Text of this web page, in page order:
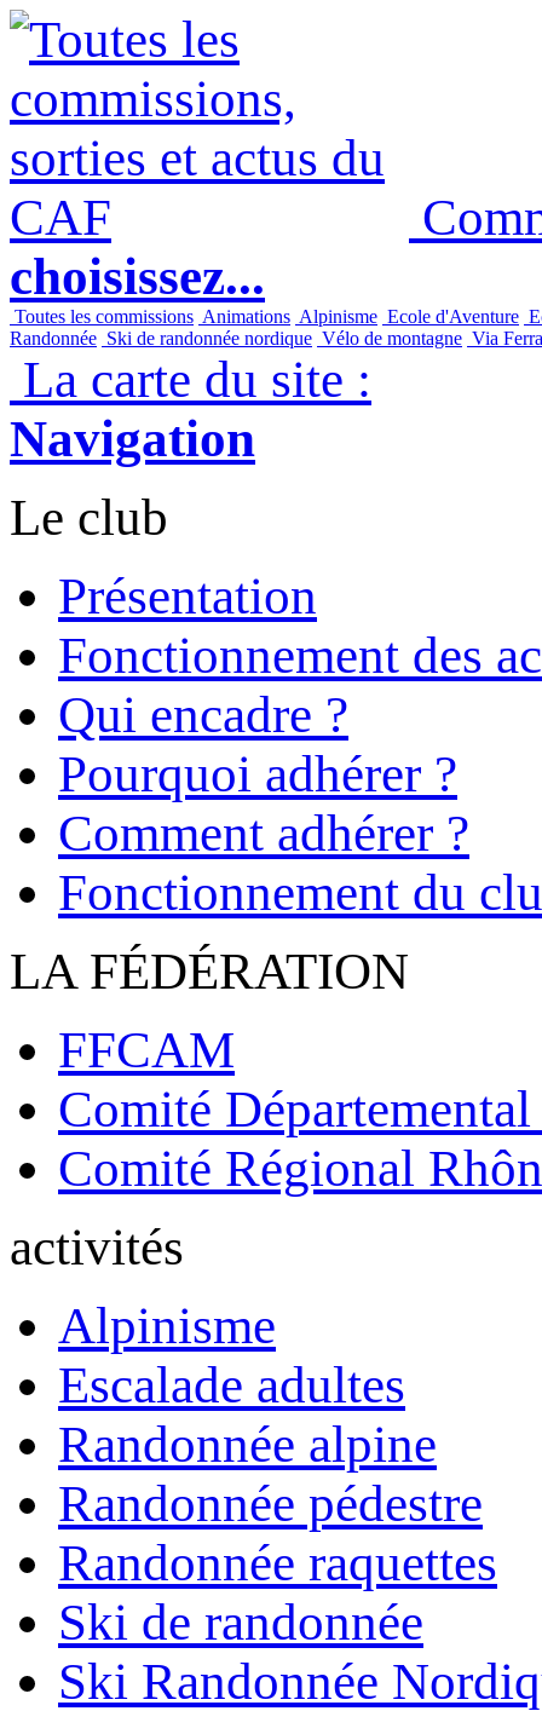
choisissez...
Toutes les commissions Animations Alpinisme Ecole d'Aventure
Randonnée Ski de randonnée nordique Vélo de montagne Via
La carte du site :
Navigation
Le club
Présentation
Fonctionnement des
Qui encadre ?
Pourquoi adhérer ?
Comment adhérer ?
Fonctionnement du
LA FÉDÉRATION
FFCAM
Comité
Comité Régional
activités
Alpinisme
Escalade adultes
Randonnée alpine
Randonnée pédestre
Randonnée raquettes
Ski de randonnée
Ski Randonnée